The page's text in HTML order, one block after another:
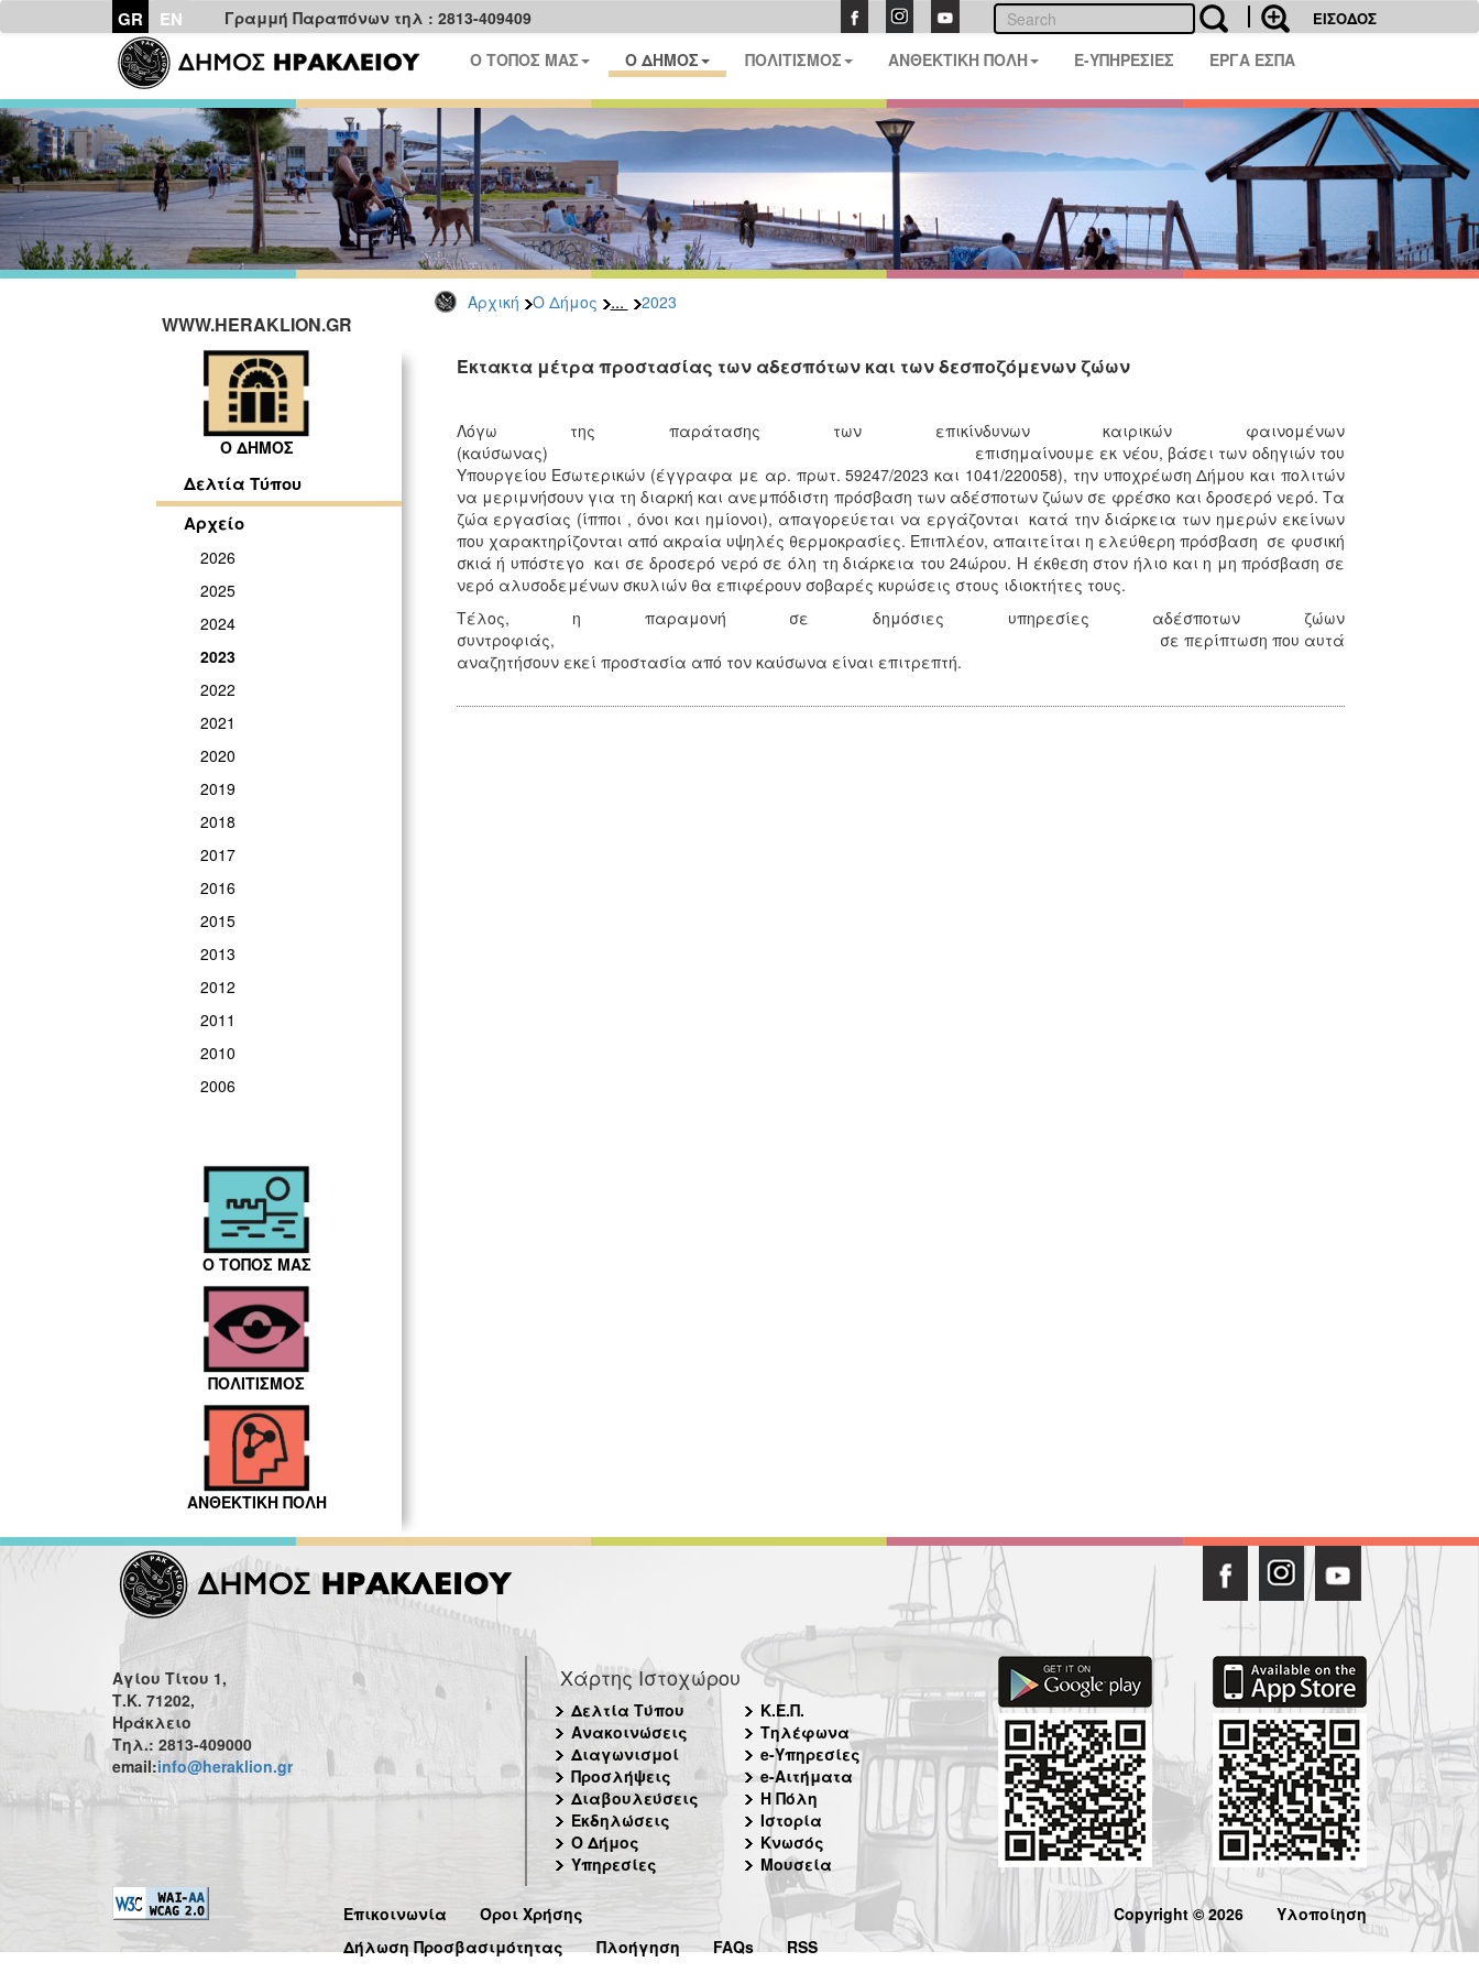
GR EN Γραμμή Παραπόνων τηλ : 2813-409409 ΕΙΣΟΔΟΣ
Ο ΤΟΠΟΣ ΜΑΣ Ο ΔΗΜΟΣ ΠΟΛΙΤΙΣΜΟΣ ΑΝΘΕΚΤΙΚΗ ΠΟΛΗ E-ΥΠΗΡΕΣΙΕΣ ΕΡΓΑ ΕΣΠΑ
Αρχική Ο Δήμος ... 2023
WWW.HERAKLION.GR
Ο ΔΗΜΟΣ
Δελτία Τύπου
Αρχείο
2026
2025
2024
2023
2022
2021
2020
2019
2018
2017
2016
2015
2013
2012
2011
2010
2006
Ο ΤΟΠΟΣ ΜΑΣ
ΠΟΛΙΤΙΣΜΟΣ
ΑΝΘΕΚΤΙΚΗ ΠΟΛΗ
Έκτακτα μέτρα προστασίας των αδεσπότων και των δεσποζόμενων ζώων
Λόγω της παράτασης των επικίνδυνων καιρικών φαινομένων
(καύσωνας) επισημαίνουμε εκ νέου, βάσει των οδηγιών του
Υπουργείου Εσωτερικών (έγγραφα με αρ. πρωτ. 59247/2023 και 1041/220058), την υποχρέωση Δήμου και πολιτών
να μεριμνήσουν για τη διαρκή και ανεμπόδιστη πρόσβαση των αδέσποτων ζώων σε φρέσκο και δροσερό νερό. Τα
ζώα εργασίας (ίπποι , όνοι και ημίονοι), απαγορεύεται να εργάζονται κατά την διάρκεια των ημερών εκείνων
που χαρακτηρίζονται από ακραία υψηλές θερμοκρασίες. Επιπλέον, απαιτείται η ελεύθερη πρόσβαση σε φυσική
σκιά ή υπόστεγο και σε δροσερό νερό σε όλη τη διάρκεια του 24ώρου. Η έκθεση στον ήλιο και η μη πρόσβαση σε
νερό αλυσοδεμένων σκυλιών θα επιφέρουν σοβαρές κυρώσεις στους ιδιοκτήτες τους.
Τέλος, η παραμονή σε δημόσιες υπηρεσίες αδέσποτων ζώων
συντροφιάς, σε περίπτωση που αυτά
αναζητήσουν εκεί προστασία από τον καύσωνα είναι επιτρεπτή.
Αγίου Τίτου 1,
Τ.Κ. 71202,
Ηράκλειο
Τηλ.: 2813-409000
email:info@heraklion.gr
Χάρτης Ιστοχώρου
Δελτία Τύπου
Ανακοινώσεις
Διαγωνισμοί
Προσλήψεις
Διαβουλεύσεις
Εκδηλώσεις
Ο Δήμος
Υπηρεσίες
Κ.Ε.Π.
Τηλέφωνα
e-Υπηρεσίες
e-Αιτήματα
Η Πόλη
Ιστορία
Κνωσός
Μουσεία
Επικοινωνία
Όροι Χρήσης
Δήλωση Προσβασιμότητας
Πλοήγηση FAQs RSS
Copyright © 2026 Υλοποίηση